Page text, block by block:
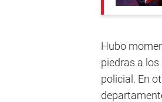
Hubo
piedras a
policial. En